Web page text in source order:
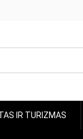
IR TURIZMAS